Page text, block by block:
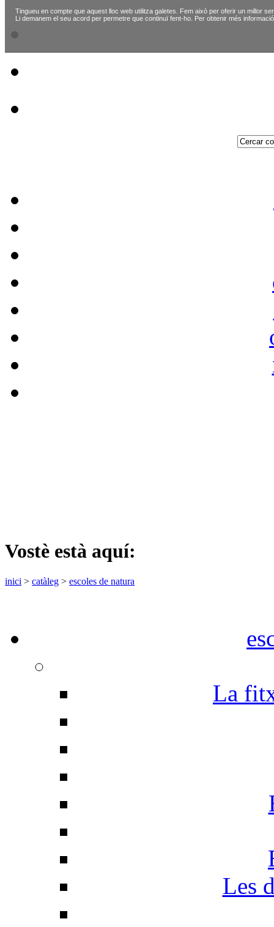
Tingueu en compte que aquest lloc web utilitza galetes. Fem això per oferir un millor
Li demanem el seu acord per permetre que continuï fent-ho. Per obtenir més
Vostè està aquí:
inici > catàleg > escoles de natura
La
Les